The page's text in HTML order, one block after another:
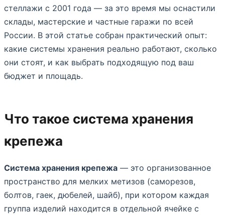
стеллажи с 2001 года — за это время мы оснастили
склады, мастерские и частные гаражи по всей
России. В этой статье собран практический опыт:
какие системы хранения реально работают, сколько
они стоят, и как выбрать подходящую под ваш
бюджет и площадь.
Что такое система хранения
крепежа
Система хранения крепежа — это организованное
пространство для мелких метизов (саморезов,
болтов, гаек, дюбелей, шайб), при котором каждая
группа изделий находится в отдельной ячейке с